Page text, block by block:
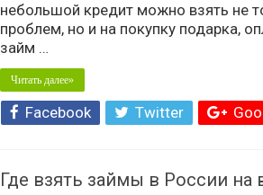
небольшой кредит можно взять не
проблем, но и на покупку подарка,
займ …
Читать далее»
Facebook Twitter
Где взять займы в России на